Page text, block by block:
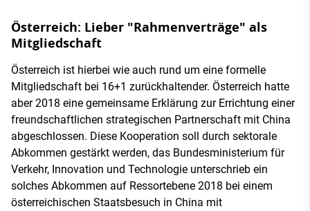
Österreich: Lieber "Rahmenverträge" als
Mitgliedschaft
Österreich ist hierbei wie auch rund um eine formelle
Mitgliedschaft bei 16+1 zurückhaltender. Österreich hatte
aber 2018 eine gemeinsame Erklärung zur Errichtung einer
freundschaftlichen strategischen Partnerschaft mit China
abgeschlossen. Diese Kooperation soll durch sektorale
Abkommen gestärkt werden, das Bundesministerium für
Verkehr, Innovation und Technologie unterschrieb ein
solches Abkommen auf Ressortebene 2018 bei einem
österreichischen Staatsbesuch in China mit